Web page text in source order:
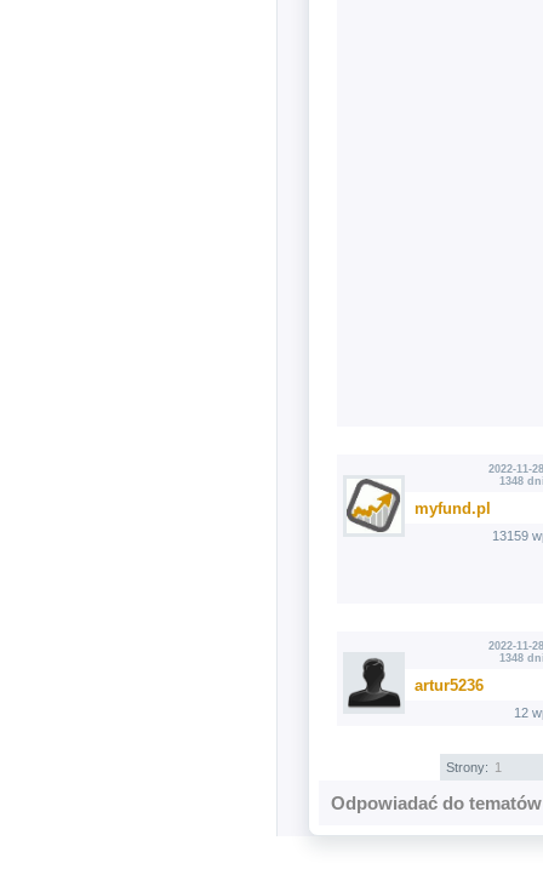
2022-11-
1348
myfund.pl
13159
2022-11-
1348
artur5236
12
Strony: 1
Odpowiadać do